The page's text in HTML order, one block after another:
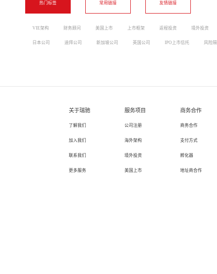
热门标签
VIE架构 财务顾问 美国上市 上市框架 返程投资 境外投资
日本公司 迪拜公司 新加坡公司 英国公司 IPO上市信托 风险
常用链接 友情链接
关于瑞驰
了解我们
加入我们
联系我们
更多服务
服务项目
公司注册
海外架构
境外投资
美国上市
商务合作
商务合作
支付方式
孵化器
地址商合作